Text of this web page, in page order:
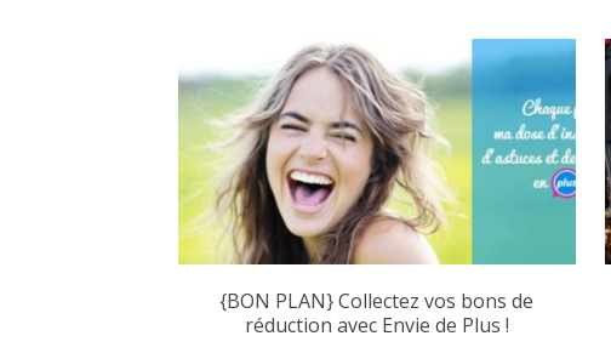
{BON PLAN} Collectez vos bons de
réduction avec Envie de Plus !